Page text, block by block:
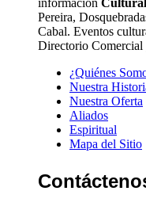
Pereira,
Cabal. Eventos
Directorio
¿Quiénes
Nuestra
Nuestra Oferta
Aliados
Espiritual
Mapa del Sitio